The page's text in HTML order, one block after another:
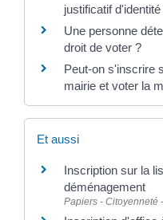
justificatif d'identité
Une personne
droit de voter ?
Peut-on s'inscrire
mairie et voter la
Et aussi
Inscription sur la
déménagement
Papiers - Citoyenneté